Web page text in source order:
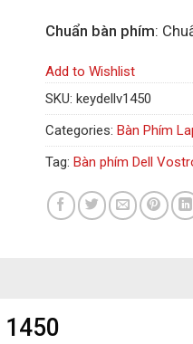
Chuẩn bàn phím:
Add to Wishlist
SKU: keydellv1450
Categories: Bàn Phím
Tag: Bàn phím Dell